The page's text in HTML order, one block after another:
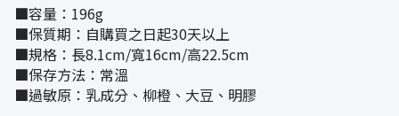
■容量：196g
■保質期：自購買之日起30天以上
■規格：長8.1cm/寬16cm/高22.5cm
■保存方法：常溫
■過敏原：乳成分、柳橙、大豆、明膠